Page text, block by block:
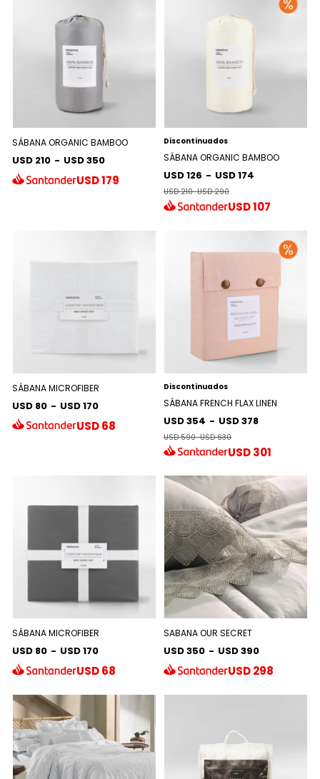
SÁBANA ORGANIC BAMBOO
USD 210 - USD 350
USD179
Discontinuados
SÁBANA ORGANIC BAMBOO
USD 126 - USD 174
USD 210-USD 290
USD107
SÁBANA MICROFIBER
USD 80 - USD 170
USD68
Discontinuados
SÁBANA FRENCH FLAX LINEN
USD 354 - USD 378
USD 590-USD 630
USD301
SÁBANA MICROFIBER
USD 80 - USD 170
USD68
SABANA OUR SECRET
USD 350 - USD 390
USD298